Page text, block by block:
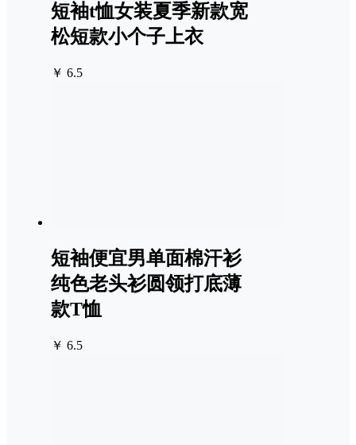
短袖t恤女装夏季新款宽
松短款小个子上衣
￥ 6.5
短袖便宜男单面棉汗衫
纯色老头衫圆领打底薄
款T恤
￥ 6.5